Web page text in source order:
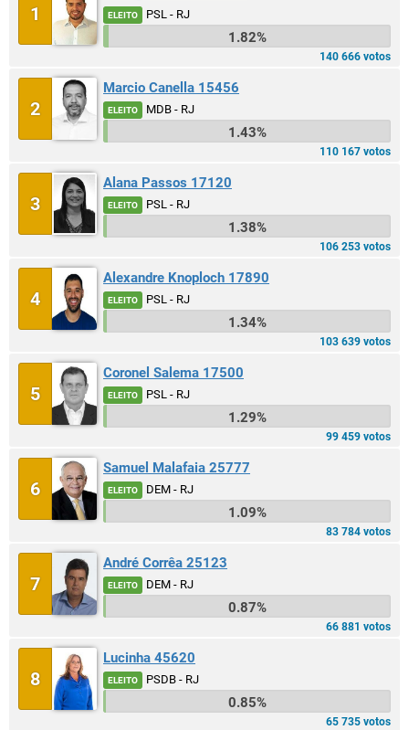
1 ELEITO PSL - RJ
1.82%
140 666 votos
2
Marcio Canella 15456
ELEITO MDB - RJ
1.43%
110 167 votos
3
Alana Passos 17120
ELEITO PSL - RJ
1.38%
106 253 votos
4
Alexandre Knoploch 17890
ELEITO PSL - RJ
1.34%
103 639 votos
5
Coronel Salema 17500
ELEITO PSL - RJ
1.29%
99 459 votos
6
Samuel Malafaia 25777
ELEITO DEM - RJ
1.09%
83 784 votos
7
André Corrêa 25123
ELEITO DEM - RJ
0.87%
66 881 votos
8
Lucinha 45620
ELEITO PSDB - RJ
0.85%
65 735 votos